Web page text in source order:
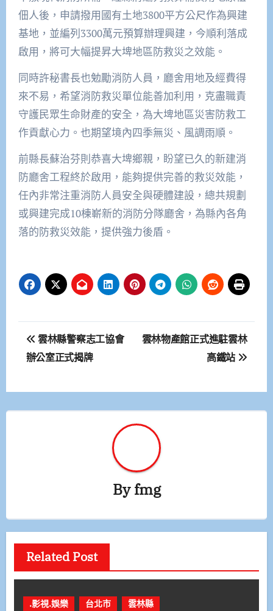
佃人後，申請撥用國有土地3800平方公尺作為興建
基地，並編列3300萬元預算辦理興建，今順利落成
啟用，將可大幅提昇大埤地區防救災之效能。
同時許秘書長也勉勵消防人員，廳舍用地及經費得
來不易，希望消防救災單位能善加利用，克盡職責
守護民眾生命財產的安全，為大埤地區災害防救工
作貢獻心力。也期望境內四季無災、風調雨順。
前縣長蘇治芬則恭喜大埤鄉親，盼望已久的新建消
防廳舍工程終於啟用，能夠提供完善的救災效能，
任內非常注重消防人員安全與硬體建設，總共規劃
或興建完成10棟嶄新的消防分隊廳舍，為縣內各角
落的防救災效能，提供強力後盾。
文
章
覽
雲林縣警察志工協會
辦公室正式揭牌
雲林物產館正式進駐雲林
高鐵站
Byfmg
Related Post
.影視.娛樂 台北市 雲林縣